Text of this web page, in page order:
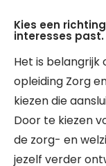
Kies een
interesses past.
Het is belangrijk
opleiding Zorg
kiezen die
Door te kiezen
de zorg- en
jezelf verder